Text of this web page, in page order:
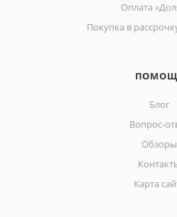
Оплата
Покупка в
Блог
Вопрос-
Обзоры
Карта